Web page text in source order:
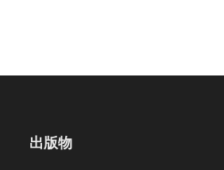
出版物